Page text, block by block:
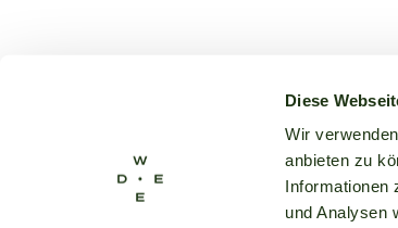
Diese
Wir
anbieten zu
Informationen
und Analysen